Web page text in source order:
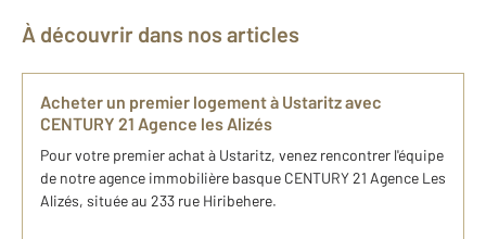
À découvrir dans nos articles
Acheter un premier logement à Ustaritz avec
CENTURY 21 Agence les Alizés
Pour votre premier achat à Ustaritz, venez rencontrer l'équipe
de notre agence immobilière basque CENTURY 21 Agence Les
Alizés, située au 233 rue Hiribehere.